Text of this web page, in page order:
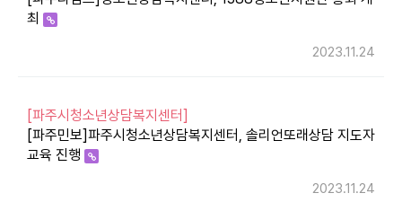
최
2023.11.24
[파주시청소년상담복지센터]
[파주민보]파주시청소년상담복지센터, 솔리언또래상담 지도자
교육 진행
2023.11.24